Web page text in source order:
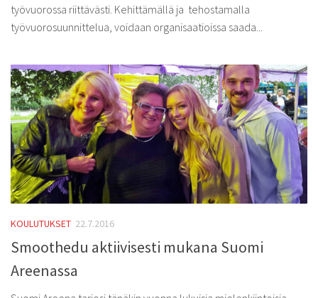
työvuorossa riittävästi. Kehittämällä ja tehostamalla
työvuorosuunnittelua, voidaan organisaatioissa saada...
KOULUTUKSET 22.7.2016
Smoothedu aktiivisesti mukana Suomi
Areenassa